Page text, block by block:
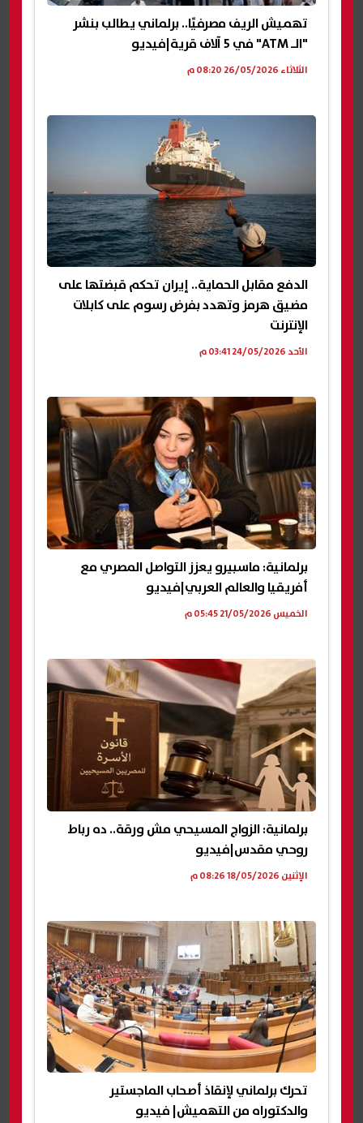
تهميش الريف مصرفيًا.. برلماني يطالب بنشر
"الـ ATM" في 5 آلاف قرية|فيديو
الثلاثاء 26/05/2026 08:20 م
الدفع مقابل الحماية.. إيران تحكم قبضتها على
مضيق هرمز وتهدد بفرض رسوم على كابلات
الإنترنت
الأحد 24/05/2026 03:41 م
برلمانية: ماسبيرو يعزز التواصل المصري مع
أفريقيا والعالم العربي|فيديو
الخميس 21/05/2026 05:45 م
برلمانية: الزواج المسيحي مش ورقة.. ده رباط
روحي مقدس|فيديو
الإثنين 18/05/2026 08:26 م
تحرك برلماني لإنقاذ أصحاب الماجستير
والدكتوراه من التهميش| فيديو